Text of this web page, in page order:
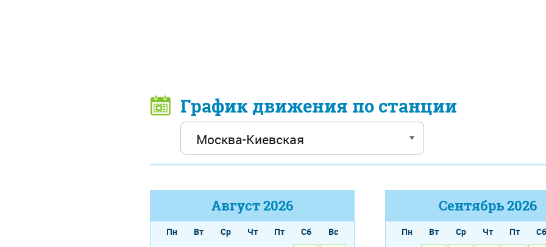
График движения по станции
Август2026
Пн Вт Ср Чт Пт Сб
Вс
Сентябрь2026
Пн Вт Ср Чт Пт Сб